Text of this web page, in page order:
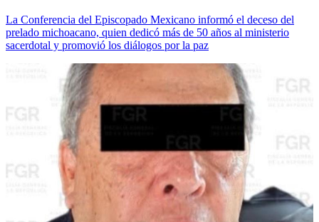
La Conferencia del Episcopado Mexicano informó el deceso del
prelado michoacano, quien dedicó más de 50 años al ministerio
sacerdotal y promovió los diálogos por la paz